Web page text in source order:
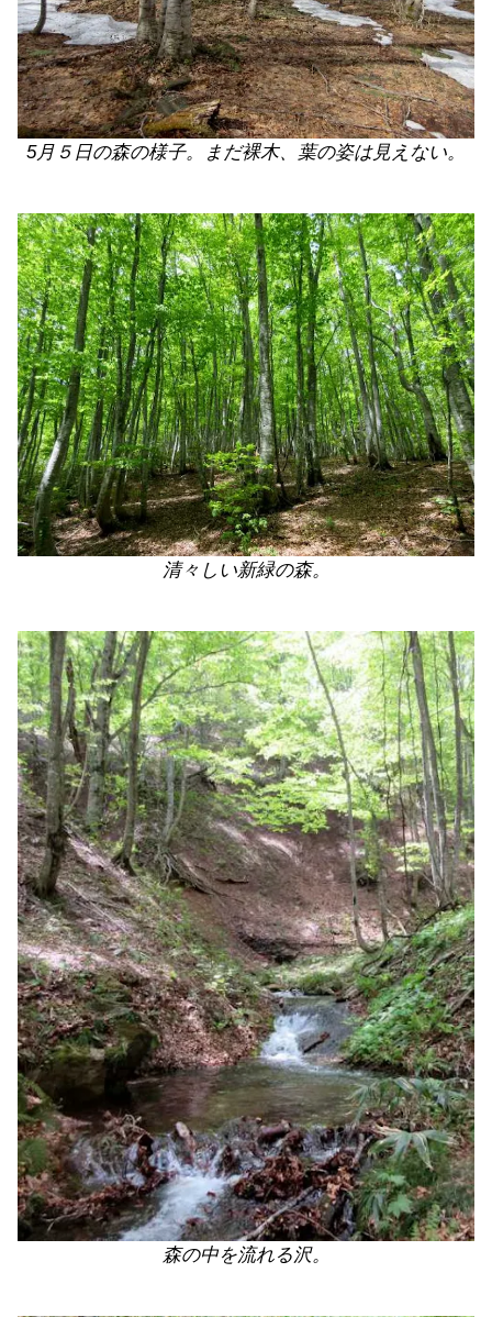
5月５日の森の様子。まだ裸木、葉の姿は見えない。
清々しい新緑の森。
森の中を流れる沢。